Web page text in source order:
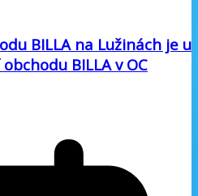
BILLA na Lužinách je u
BILLA v OC